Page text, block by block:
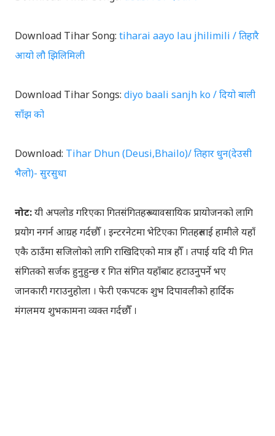
Download Tihar Song: tiharai aayo lau jhilimili / तिहारै
आयो लौ झिलिमिली
Download Tihar Songs: diyo baali sanjh ko / दियो बाली
साँझ को
Download: Tihar Dhun (Deusi,Bhailo)/ तिहार धुन(देउसी
भैलो)- सुरसुधा
नोट:यी अपलोड गरिएका गितसंगितहरु व्यावसायिक प्रायोजनको लागि
प्रयोग नगर्न आग्रह गर्दछौँ । इन्टरनेटमा भेटिएका गितहरुलाई हामीले यहाँ
एकै ठाउँमा सजिलोको लागि राखिदिएको मात्र हौँ । तपाई यदि यी गित
संगितको सर्जक हुनुहुन्छ र गित संगित यहाँबाट हटाउनुपर्ने भए
जानकारी गराउनुहोला । फेरी एकपटक शुभ दिपावलीको हार्दिक
मंगलमय शुभकामना व्यक्त गर्दछौँ ।